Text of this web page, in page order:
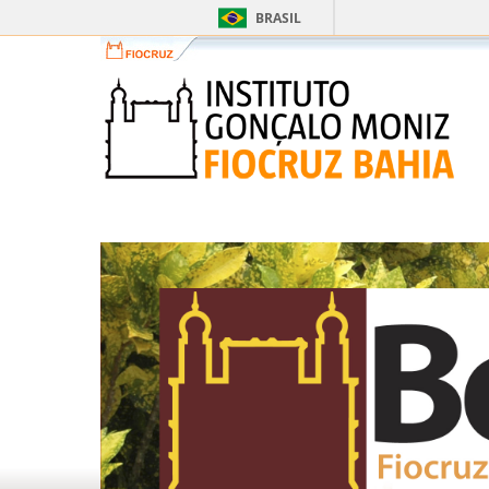
BRASIL